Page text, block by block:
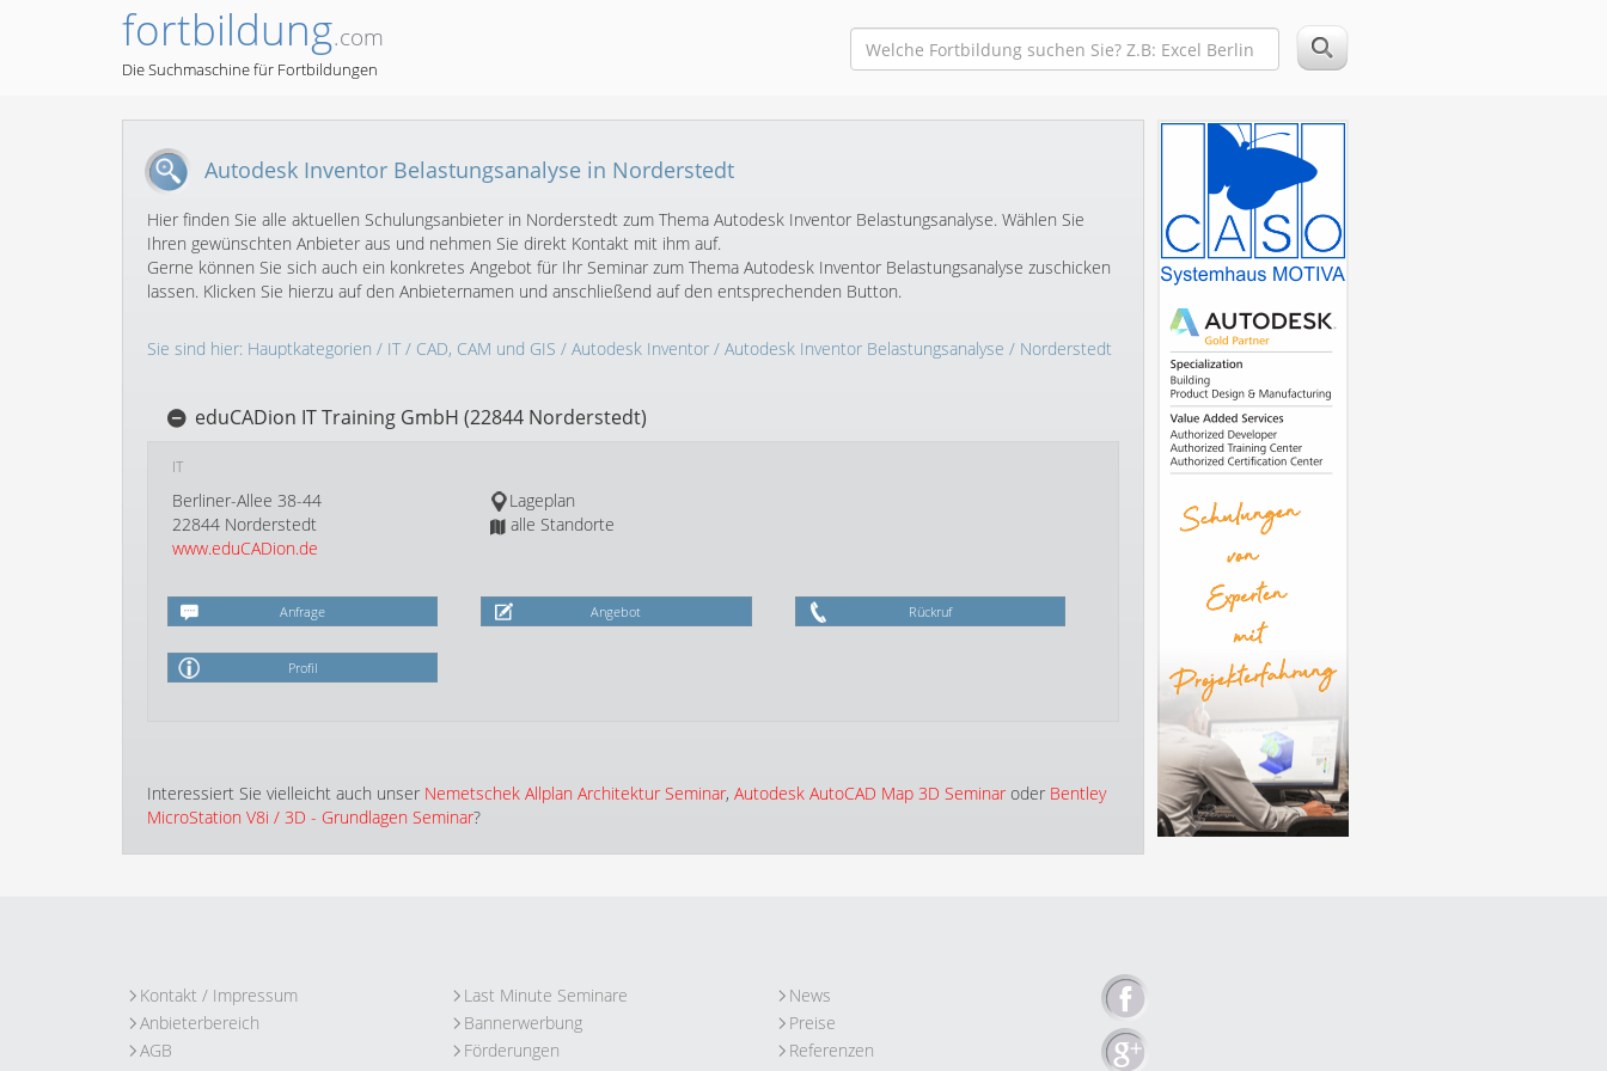
fortbildung.com
Die Suchmaschine für Fortbildungen
Autodesk Inventor Belastungsanalyse in Norderstedt
Hier finden Sie alle aktuellen Schulungsanbieter in Norderstedt zum Thema Autodesk Inventor Belastungsanalyse. Wählen Sie
Ihren gewünschten Anbieter aus und nehmen Sie direkt Kontakt mit ihm auf.
Gerne können Sie sich auch ein konkretes Angebot für Ihr Seminar zum Thema Autodesk Inventor Belastungsanalyse zuschicken
lassen. Klicken Sie hierzu auf den Anbieternamen und anschließend auf den entsprechenden Button.
Sie sind hier: Hauptkategorien / IT/ CAD, CAM und GIS / Autodesk Inventor / Autodesk Inventor Belastungsanalyse / Norderstedt
eduCADion IT Training GmbH (22844 Norderstedt)
IT
Berliner-Allee 38-44
22844 Norderstedt
www.eduCADion.de
Lageplan
alle Standorte
Anfrage Angebot Rückruf
Profil
Interessiert Sie vielleicht auch unser Nemetschek Allplan Architektur Seminar, Autodesk AutoCAD Map 3D Seminar oder Bentley
MicroStation V8i / 3D - Grundlagen Seminar?
Kontakt / Impressum
Anbieterbereich
AGB
Last Minute Seminare
Bannerwerbung
Förderungen
News
Preise
Referenzen